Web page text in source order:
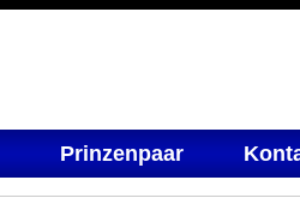
Prinzenpaar